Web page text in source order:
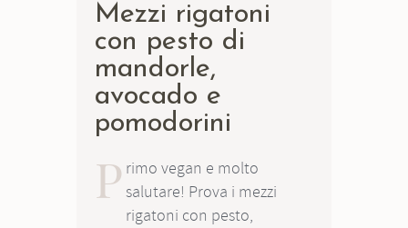
Mezzi rigatoni
con pesto di
mandorle,
avocado e
pomodorini
P rimo vegan e molto
salutare! Prova i mezzi
rigatoni con pesto,